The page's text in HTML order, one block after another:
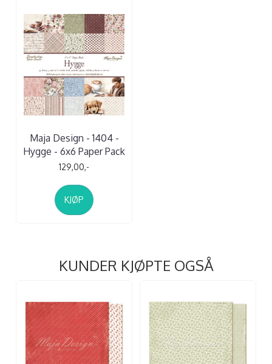
Maja Design - 1404 -
Hygge - 6x6 Paper Pack
129,00,-
KJØP
KUNDER KJØPTE OGSÅ